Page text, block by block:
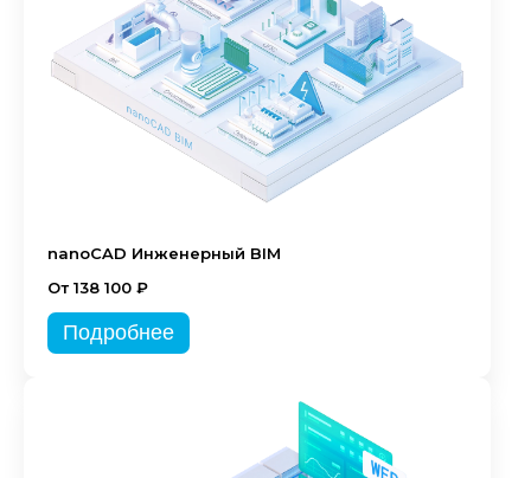
nanoCAD Инженерный BIM
От 138 100 ₽
Подробнее